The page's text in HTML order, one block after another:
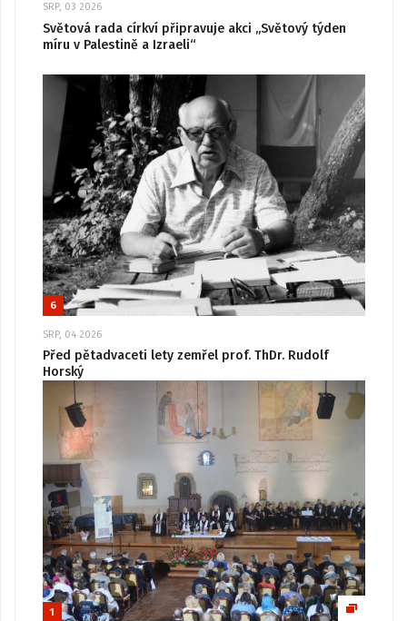
SRP, 03 2026
Světová rada církví připravuje akci „Světový týden
míru v Palestině a Izraeli“
6
SRP, 04 2026
Před pětadvaceti lety zemřel prof. ThDr. Rudolf
Horský
1